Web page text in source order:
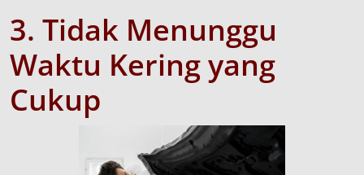
3. Tidak Menunggu
Waktu Kering yang
Cukup